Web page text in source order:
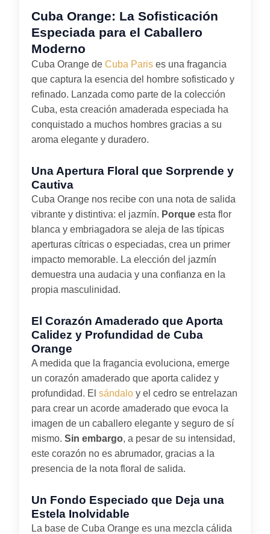
Cuba Orange: La Sofisticación
Especiada para el Caballero
Moderno
Cuba Orange de Cuba Paris es una fragancia
que captura la esencia del hombre sofisticado y
refinado. Lanzada como parte de la colección
Cuba, esta creación amaderada especiada ha
conquistado a muchos hombres gracias a su
aroma elegante y duradero.
Una Apertura Floral que Sorprende y
Cautiva
Cuba Orange nos recibe con una nota de salida
vibrante y distintiva: el jazmín. Porque esta flor
blanca y embriagadora se aleja de las típicas
aperturas cítricas o especiadas, crea un primer
impacto memorable. La elección del jazmín
demuestra una audacia y una confianza en la
propia masculinidad.
El Corazón Amaderado que Aporta
Calidez y Profundidad de Cuba
Orange
A medida que la fragancia evoluciona, emerge
un corazón amaderado que aporta calidez y
profundidad. El sándalo y el cedro se entrelazan
para crear un acorde amaderado que evoca la
imagen de un caballero elegante y seguro de sí
mismo. Sin embargo, a pesar de su intensidad,
este corazón no es abrumador, gracias a la
presencia de la nota floral de salida.
Un Fondo Especiado que Deja una
Estela Inolvidable
La base de Cuba Orange es una mezcla cálida